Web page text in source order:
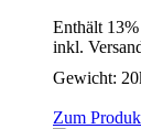
Enthält
inkl.
Gewicht:
Zum